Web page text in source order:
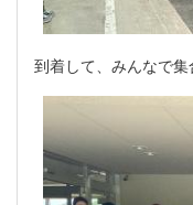
到着して、みんなで